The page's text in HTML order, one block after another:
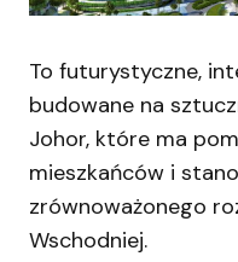
To futurystyczne,
budowane na
Johor, które ma
mieszkańców i
zrównoważonego
Wschodniej.